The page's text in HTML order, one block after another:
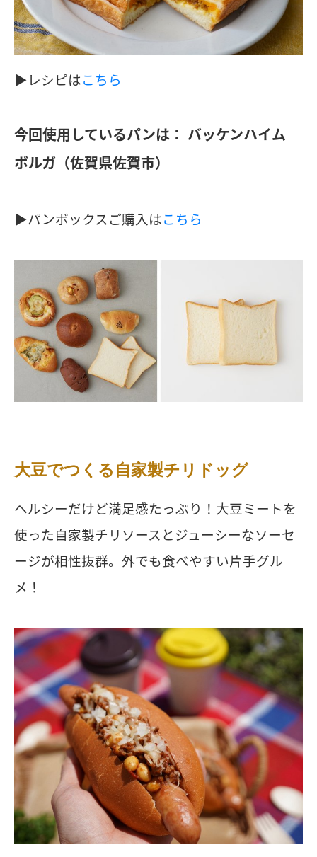
▶︎レシピはこちら
今回使用しているパンは： バッケンハイム
ボルガ（佐賀県佐賀市）
▶︎パンボックスご購入はこちら
大豆でつくる自家製チリドッグ
ヘルシーだけど満足感たっぷり！大豆ミートを
使った自家製チリソースとジューシーなソーセ
ージが相性抜群。外でも食べやすい片手グル
メ！